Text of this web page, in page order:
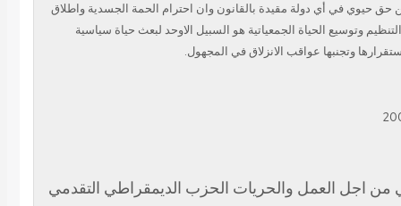
حق حيوي في أي دولة مقيدة بالقانون وان احترام الحمة الجسدية واطلاق
وتوسيع الحياة الجمعياتية هو السبيل الاوحد لبعث حياة سياسية
وتجنبها عواقب الانزلاق في المجهول.
من اجل العمل والحريات الحزب الديمقراطي التقدمي